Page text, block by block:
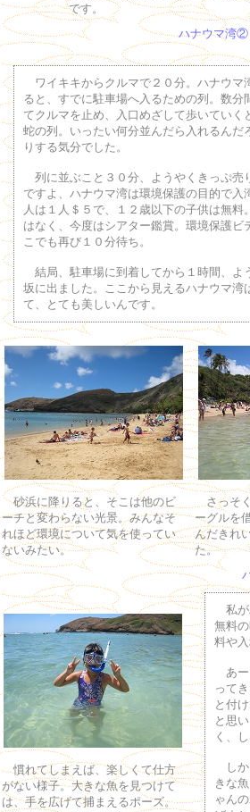
です。
ハナウマ湾②
ワイキキからクルマで２０分。ハナウマ
ると、すでに駐車場へ入るための列。数分
てクルマを止め、入口めざして歩いていく
蛇の列。いったい何分並んだら入れるんだ
りする気分でした。
列に並ぶこと３０分、ようやくきっぷ売
ですよ、ハナウマ湾は環境保護の目的で入
人は１人＄５で、１２歳以下の子供は無料
はなく、今度はシアター鑑賞。環境保護ビ
こでも再び１０分待ち。
結局、駐車場に到着してから１時間、よ
坂に出ました。ここから見えるハナウマ湾
て、とても美しいんです。
砂浜に降りると、そこは他のビ
ーチと変わらない光景。みんなそ
れほど環境について気を使ってい
ないみたい。
さっそ
ーグルを
んだきれ
た。
慣れてしまえば、楽しくて仕方
がない様子。大きな魚を見つけて
は、手を広げて捕まえるポーズ。
私が
無料
料や
あー
って
と付
と思
く、
しか
きな
ゃん